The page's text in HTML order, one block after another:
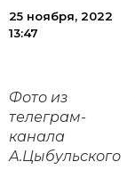
25 ноября, 2022
13:47
Фото из
телеграм-
канала
А.Цыбульского